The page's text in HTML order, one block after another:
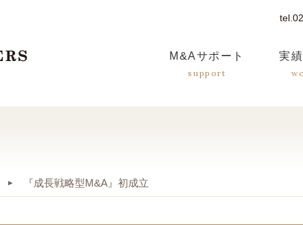
M&Aサポート
support
実
『成長戦略型M&A』初成立